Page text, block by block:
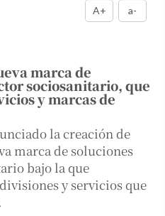
A+
a-
marca de
sociosanitario, que
y marcas de
la creación de
marca de soluciones
bajo la que
y servicios que